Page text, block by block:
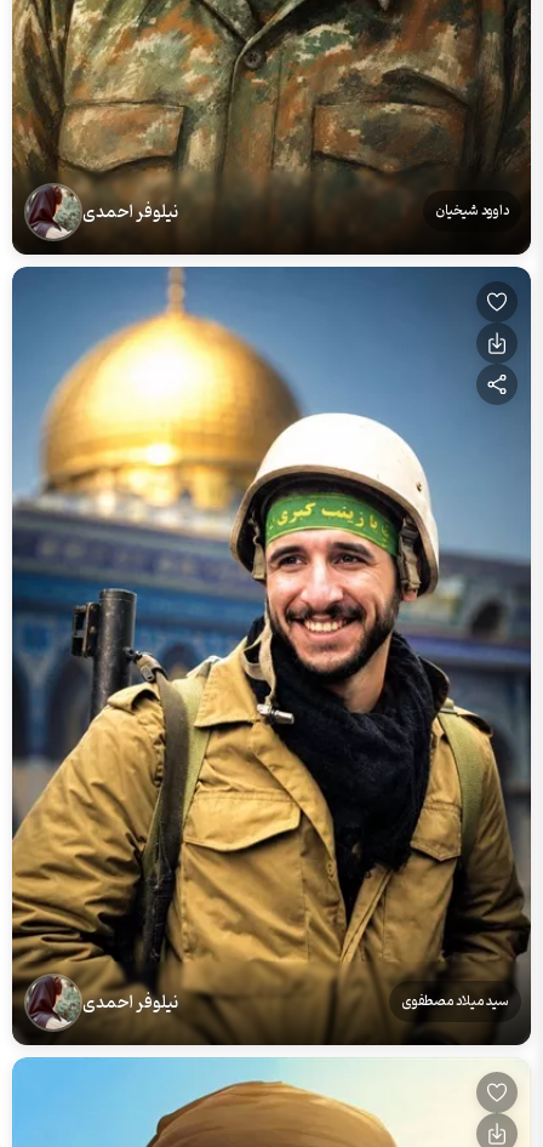
داوود شیخیان نیلوفر احمدی
سید میلاد مصطفوی نیلوفر احمدی